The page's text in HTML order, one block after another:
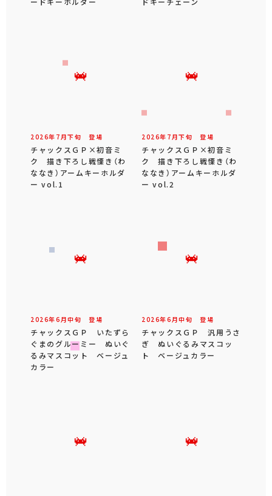
2026年 7 月下旬 登場
チャックスＧＰ×初音ミ
ク 描き下ろし戦慄き（わ
ななき）アームキーホルダ
ー vol.1
2026年 7 月下旬 登場
チャックスＧＰ×初音ミ
ク 描き下ろし戦慄き（わ
ななき）アームキーホルダ
ー vol.2
2026年6 月中旬 登場
チャックスＧＰ いたずら
ぐまのグルーミー ぬいぐ
るみマスコット ベージュ
カラー
2026年6 月中旬 登場
チャックスＧＰ 汎用うさ
ぎ ぬいぐるみマスコッ
ト ベージュカラー